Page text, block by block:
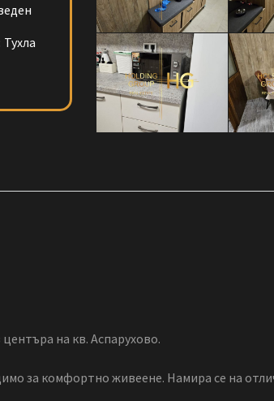
Тухла
на кв. Аспарухово.
за комфортно живеене. Намира се на